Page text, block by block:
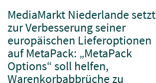
MediaMarkt Niederlande setzt
zur Verbesserung seiner
europäischen Lieferoptionen
auf MetaPack: „MetaPack
Options“ soll helfen,
Warenkorbabbrüche zu